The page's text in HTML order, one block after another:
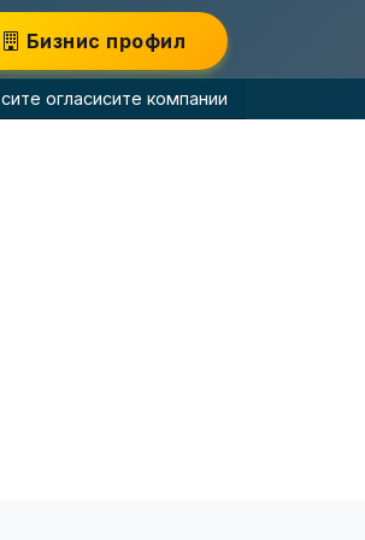
Бизнис профил
сите огласисите компании